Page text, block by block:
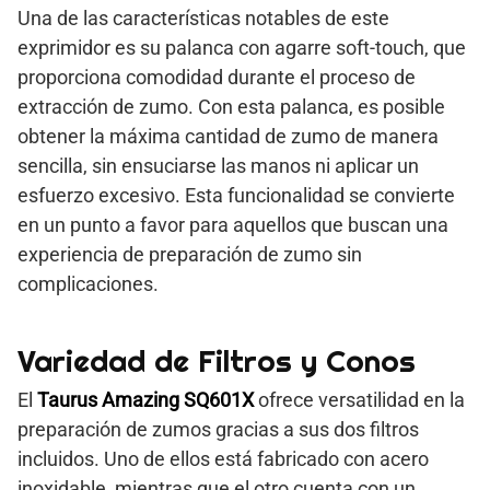
Una de las características notables de este
exprimidor es su palanca con agarre soft-touch, que
proporciona comodidad durante el proceso de
extracción de zumo. Con esta palanca, es posible
obtener la máxima cantidad de zumo de manera
sencilla, sin ensuciarse las manos ni aplicar un
esfuerzo excesivo. Esta funcionalidad se convierte
en un punto a favor para aquellos que buscan una
experiencia de preparación de zumo sin
complicaciones.
Variedad de Filtros y Conos
El Taurus Amazing SQ601Xofrece versatilidad en la
preparación de zumos gracias a sus dos filtros
incluidos. Uno de ellos está fabricado con acero